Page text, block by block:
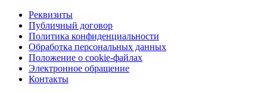
Реквизиты
Публичный договор
Политика конфиденциальности
Обработка персональных данных
Положение о cookie-файлах
Электронное обращение
Контакты